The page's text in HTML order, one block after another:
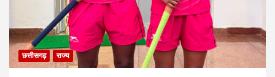
छत्तीसगढ़ राज्य